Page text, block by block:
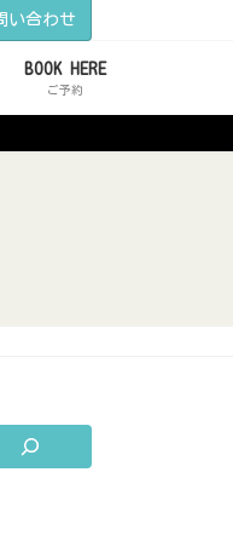
い合わせ
BOOK HERE
ご予約